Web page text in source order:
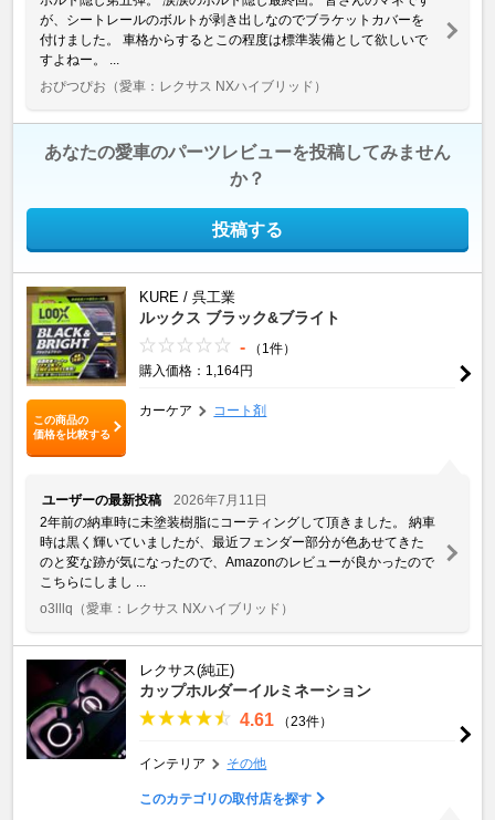
が、シートレールのボルトが剥き出しなのでブラケットカバーを
付けました。 車格からするとこの程度は標準装備として欲しいで
すよねー。 ...
おぴつぴお （愛車：レクサス NXハイブリッド）
あなたの愛車のパーツレビューを投稿してみません
か？
投稿する
この商品の
価格を比較する
KURE / 呉工業
ルックス ブラック&ブライト
-
（1件）
購入価格：1,164円
カーケア コート剤
ユーザーの最新投稿
2026年7月11日
2年前の納車時に未塗装樹脂にコーティングして頂きました。 納車
時は黒く輝いていましたが、最近フェンダー部分が色あせてきた
のと変な跡が気になったので、Amazonのレビューが良かったので
こちらにしまし ...
o3lllq （愛車：レクサス NXハイブリッド）
レクサス(純正)
カップホルダーイルミネーション
4.61 （23件）
インテリア その他
このカテゴリの取付店を探す